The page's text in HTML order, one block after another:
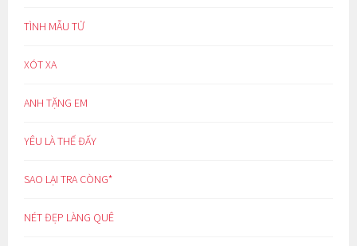
TÌNH MẪU TỬ
XÓT XA
ANH TẶNG EM
YÊU LÀ THẾ ĐẤY
SAO LẠI TRA CÒNG*
NÉT ĐẸP LÀNG QUÊ